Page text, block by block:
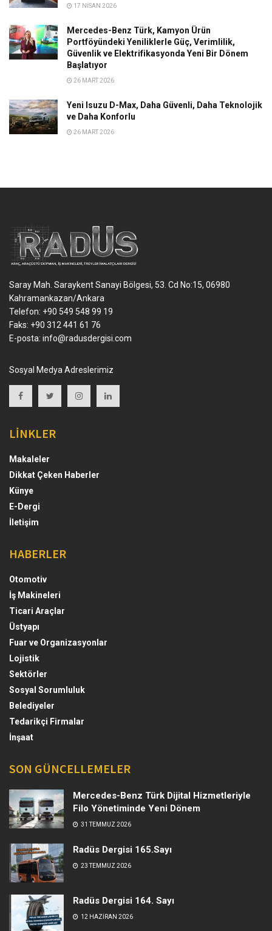
17 NISAN 2026
Mercedes-Benz Türk, Kamyon Ürün
Portföyündeki Yeniliklerle Güç, Verimlilik,
Güvenlik ve Elektrifikasyonda Yeni Bir Dönem
Başlatıyor
26 MART 2026
Yeni Isuzu D-Max, Daha Güvenli, Daha Teknolojik
ve Daha Konforlu
26 MART 2026
Saray Mah. Saraykent Sanayi Bölgesi, 53. Cd No:15, 06980
Kahramankazan/Ankara
Telefon: +90 549 548 99 19
Faks: +90 312 441 61 76
E-posta: info@radusdergisi.com
Sosyal Medya Adreslerimiz
LİNKLER
Makaleler
Dikkat Çeken Haberler
Künye
E-Dergi
İletişim
HABERLER
Otomotiv
İş Makineleri
Ticari Araçlar
Üstyapı
Fuar ve Organizasyonlar
Lojistik
Sektörler
Sosyal Sorumluluk
Belediyeler
Tedarikçi Firmalar
İnşaat
SON GÜNCELLEMELER
Mercedes-Benz Türk Dijital Hizmetleriyle
Filo Yönetiminde Yeni Dönem
31 TEMMUZ 2026
Radüs Dergisi 165.Sayı
23 TEMMUZ 2026
Radüs Dergisi 164. Sayı
12 HAZIRAN 2026